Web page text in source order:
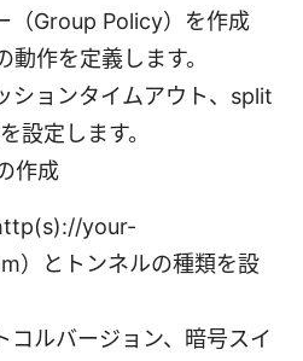
（Group Policy）を作成
動作を定義します。
ションタイムアウト、split
設定します。
作成
your-
）とトンネルの種類を設
コルバージョン、暗号スイ